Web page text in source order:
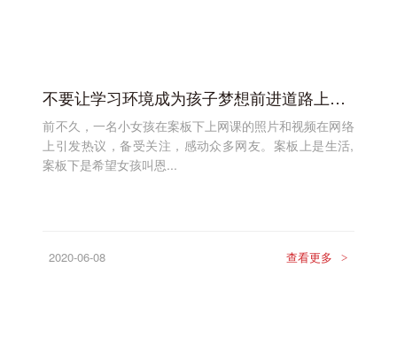
不要让学习环境成为孩子梦想前进道路上的阻碍
前不久，一名小女孩在案板下上网课的照片和视频在网络
上引发热议，备受关注，感动众多网友。案板上是生活,
案板下是希望女孩叫恩...
2020-06-08 查看更多 >